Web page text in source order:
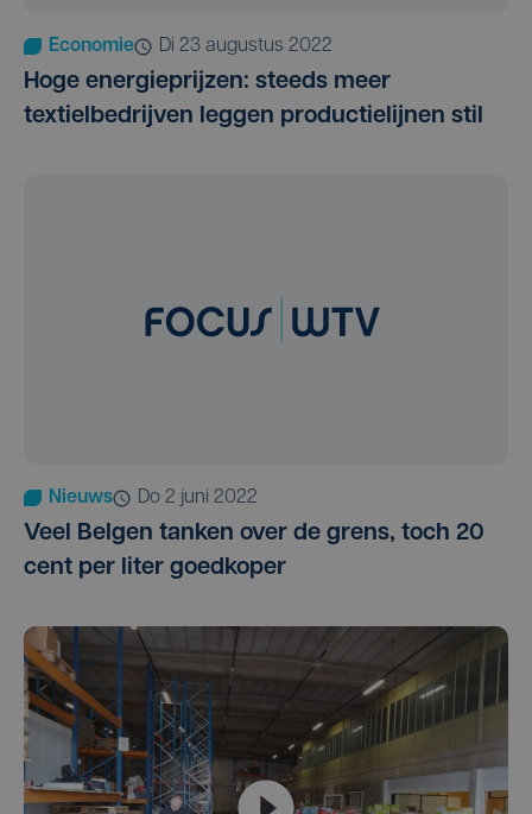
Economie di 23 augustus 2022
Hoge energieprijzen: steeds meer
textielbedrijven leggen productielijnen stil
Nieuws do 2 juni 2022
Veel Belgen tanken over de grens, toch 20
cent per liter goedkoper